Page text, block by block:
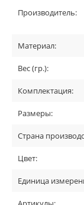
Производитель:
Материал:
Вес (гр.):
Комплектация:
Размеры:
Страна
Цвет:
Единица